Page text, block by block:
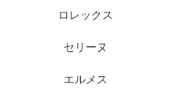
ロレックス
セリーヌ
エルメス